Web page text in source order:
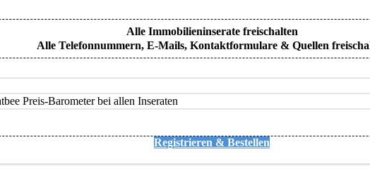
Alle Immobilieninserate freischalten
Alle Telefonnummern, E-Mails, Kontaktformulare & Quellen
Preis-Barometer bei allen Inseraten
Registrieren & Bestellen